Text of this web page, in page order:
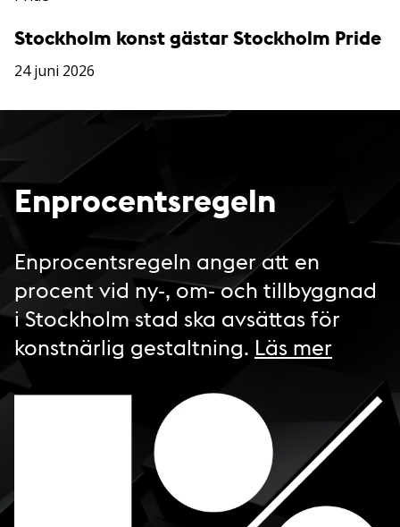
Stockholm konst gästar Stockholm Pride
24 juni 2026
Enprocentsregeln
Enprocentsregeln anger att en
procent vid ny-, om- och tillbyggnad
i Stockholm stad ska avsättas för
konstnärlig gestaltning. Läs mer